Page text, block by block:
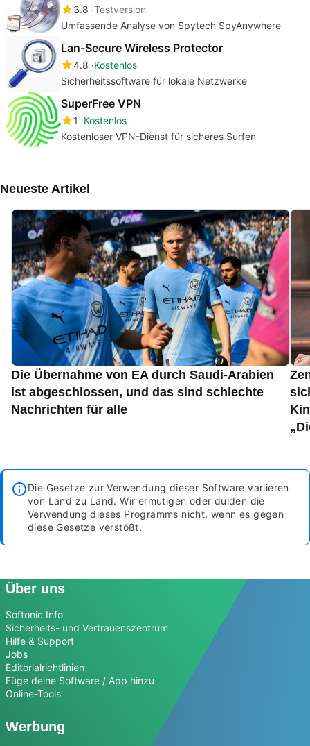
3.8 Testversion
Umfassende Analyse von Spytech SpyAnywhere
Lan-Secure Wireless Protector
4.8 Kostenlos
Sicherheitssoftware für lokale Netzwerke
SuperFree VPN
1
Kostenlos
Kostenloser VPN-Dienst für sicheres Surfen
Neueste Artikel
Die Übernahme von EA durch Saudi-Arabien
ist abgeschlossen, und das sind schlechte
Nachrichten für alle
Die Gesetze zur Verwendung dieser Software variieren
von Land zu Land. Wir ermutigen oder dulden die
Verwendung dieses Programms nicht, wenn es gegen
diese Gesetze verstößt.
Über uns
Softonic Info
Sicherheits- und Vertrauenszentrum
Hilfe & Support
Jobs
Editorialrichtlinien
Füge deine Software / App hinzu
Online-Tools
Werbung